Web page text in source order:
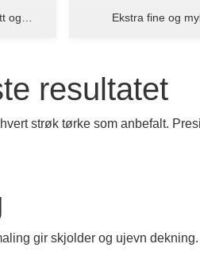
og
Ekstra fine og
resultatet
strøk tørke som anbefalt.
gir skjolder og ujevn